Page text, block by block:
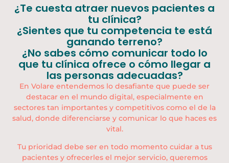
¿Te cuesta atraer nuevos pacientes a
tu clínica?
¿Sientes que tu competencia te está
ganando terreno?
¿No sabes cómo comunicar todo lo
que tu clínica ofrece o cómo llegar a
las personas adecuadas?
En Volare entendemos lo desafiante que puede ser
destacar en el mundo digital, especialmente en
sectores tan importantes y competitivos como el de la
salud, donde diferenciarse y comunicar lo que haces es
vital.
Tu prioridad debe ser en todo momento cuidar a tus
pacientes y ofrecerles el mejor servicio, queremos